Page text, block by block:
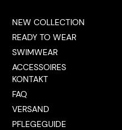
NEW COLLECTION
READY TO WEAR
SWIMWEAR
ACCESSOIRES
KONTAKT
FAQ
VERSAND
PFLEGEGUIDE